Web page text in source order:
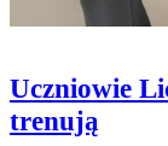
Uczniowie
trenują